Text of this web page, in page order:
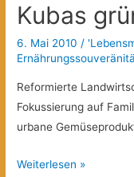
für
Kubas
6. Mai 2010 /
Reformierte
Fokussierung auf
urbane
Kubas
Weiterlesen »